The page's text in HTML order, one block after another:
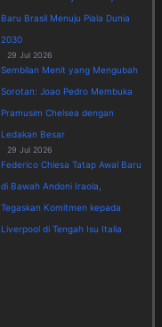
Baru Brasil Menuju Piala Dunia
2030
29 Jul 2026
Sembilan Menit yang Mengubah
Sorotan: Joao Pedro Membuka
Pramusim Chelsea dengan
Ledakan Besar
29 Jul 2026
Federico Chiesa Tatap Awal Baru
di Bawah Andoni Iraola,
Tegaskan Komitmen kepada
Liverpool di Tengah Isu Italia